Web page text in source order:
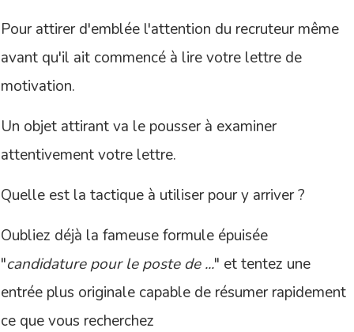
Pour attirer d'emblée l'attention du recruteur même
avant qu'il ait commencé à lire votre lettre de
motivation.
Un objet attirant va le pousser à examiner
attentivement votre lettre.
Quelle est la tactique à utiliser pour y arriver ?
Oubliez déjà la fameuse formule épuisée
"candidature pour le poste de ..." et tentez une
entrée plus originale capable de résumer rapidement
ce que vous recherchez